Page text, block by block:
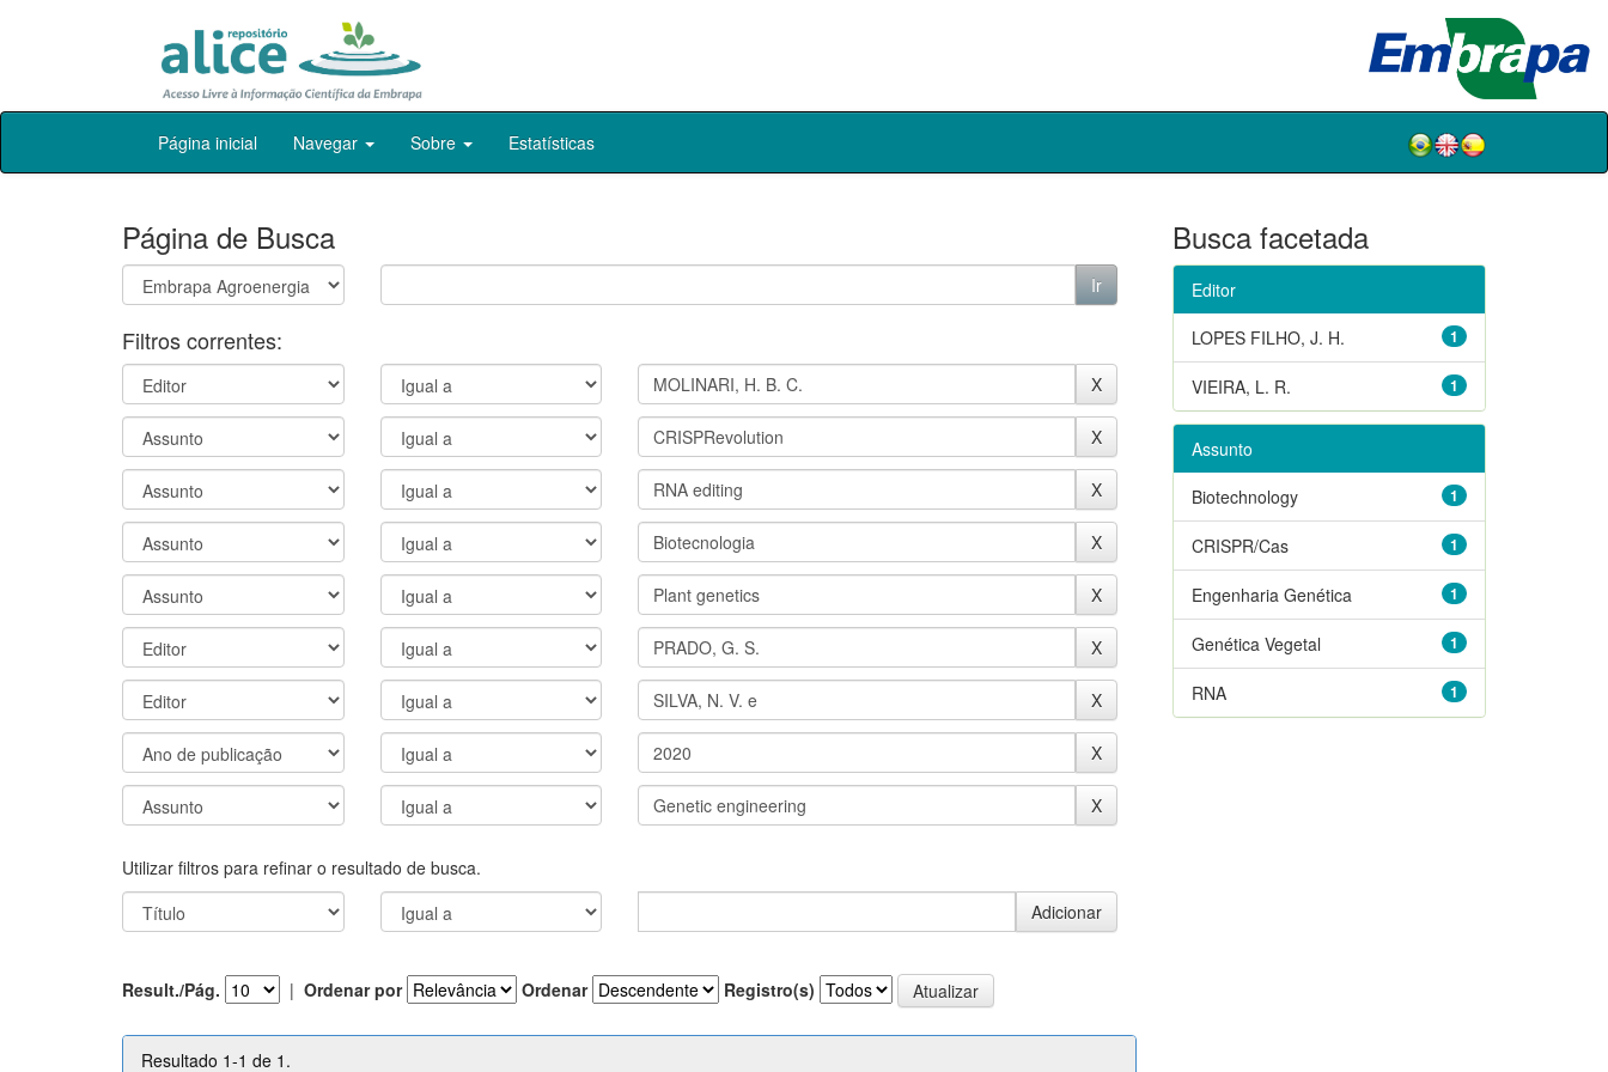
Skip
Página inicial Navegar Sobre Estatísticas
Página de Busca
Filtros correntes:
Utilizar filtros para refinar o resultado de busca.
Result./Pág. | Ordenar por Ordenar Registro(s)
Resultado 1-1 de 1.
Busca facetada
Editor
1
LOPES FILHO, J. H.
1
VIEIRA, L. R.
Assunto
1
Biotechnology
1
CRISPR/Cas
1
Engenharia Genética
1
Genética Vegetal
1
RNA